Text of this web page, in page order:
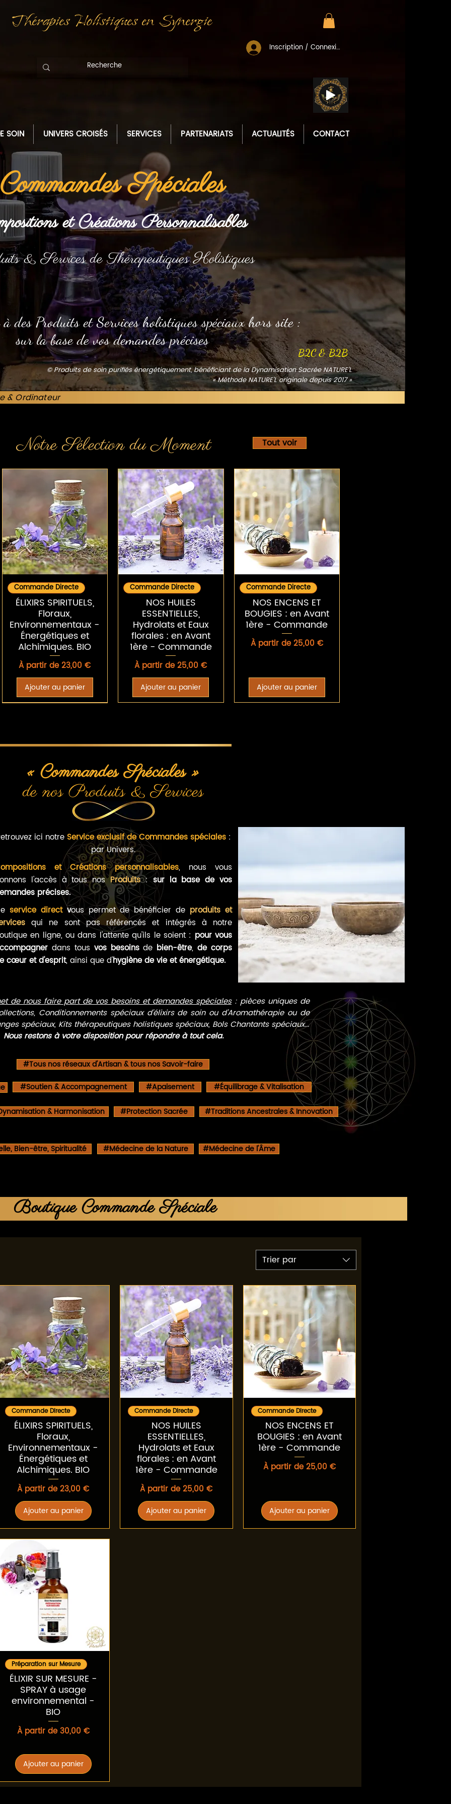
Commandes Spéciales
© Produits de soin purifiés énergétiquement, bénéficiant de la Dynamisation Sacrée NATURE’L
« Méthode NATURE’L originale depuis 2017 »
à des Produits et Services holistiques spéciaux hors site :
sur la base de vos demandes précises
Thérapies Holistiquesen Synergie
Inscription / Connexion
et Créations Personnalisables
& Services de Thérapeutiques Holistiques
SOIN UNIVERS CROISÉS SERVICES PARTENARIATS ACTUALITÉS CONTACT
B2C & B2B
& Ordinateur
Notre Sélection du Moment Tout voir
Aperçu rapide
Commande Directe
ÉLIXIRS SPIRITUELS,
Floraux,
Environnementaux -
Énergétiques et
Alchimiques. BIO
À partir de23,00 €
Prix promotionnel
Ajouter au panier
Aperçu rapide
Commande Directe
NOS HUILES
ESSENTIELLES,
Hydrolats et Eaux
florales : en Avant
1ère - Commande
À partir de25,00 €
Prix promotionnel
Ajouter au panier
Aperçu rapide
Commande Directe
NOS ENCENS ET
BOUGIES : en Avant
1ère - Commande
À partir de25,00 €
Prix promotionnel
Ajouter au panier
Aperçu rapide
Préparation sur Mesure
ÉLIXIR SUR MESURE -
SPRAY à usage
environnemental -
BIO
À partir de30,00 €
Prix promotionnel
Ajouter au panier
« Commandes Spéciales »
de nos Produits & Services
ici notre Service exclusif de Commandes spéciales :
par Univers.
et Créations personnalisables, nous vous
l'accès à tous nosProduits:sur la base de vos
précises.
service direct vous permet de bénéficier de produits et
qui ne sont pas référencés et intégrés à notre
en ligne, ou dans l'attente qu'ils le soient : pour vous
dans tous vos besoinsde bien-être,de corps
cœur et d'esprit, ainsi que d'hygiène de vie et énergétique.
#Soutien & Accompagnement #Apaisement #Équilibrage & Vitalisation
& Harmonisation #Protection Sacrée #Traditions Ancestrales & Innovation
#Tous nos réseaux d'Artisan & tous nos Savoir-faire
de nous faire part de vos besoins et demandes spéciales: pièces uniques de
Conditionnements spéciaux d'élixirs de soin ou d'Aromathérapie ou de
spéciaux, Kits thérapeutiques holistiques spéciaux, Bols Chantants spéciaux...
Nous restons à votre disposition pour répondre à tout cela.
Bien-être, Spiritualité #Médecine de la Nature #Médecine de l'Âme
Boutique Commande Spéciale
Trier par
Aperçu rapide
Commande Directe
ÉLIXIRS SPIRITUELS,
Floraux,
Environnementaux -
Énergétiques et
Alchimiques. BIO
À partir de23,00 €
Prix promotionnel
Ajouter au panier
Aperçu rapide
Commande Directe
NOS HUILES
ESSENTIELLES,
Hydrolats et Eaux
florales : en Avant
1ère - Commande
À partir de25,00 €
Prix promotionnel
Ajouter au panier
Aperçu rapide
Commande Directe
NOS ENCENS ET
BOUGIES : en Avant
1ère - Commande
À partir de25,00 €
Prix promotionnel
Ajouter au panier
Aperçu rapide
Préparation sur Mesure
ÉLIXIR SUR MESURE -
SPRAY à usage
environnemental -
BIO
À partir de30,00 €
Prix promotionnel
Ajouter au panier